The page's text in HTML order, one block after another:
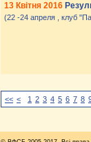
13 Квітня 2016
(22 -24 апреля , клуб
<< < 1 2 3 4 5 6 7 8